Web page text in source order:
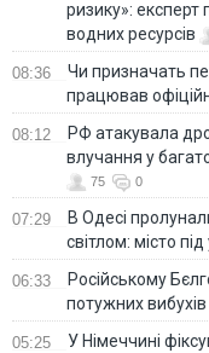
ризику»: експерт
водних ресурсів
08:36
Чи призначать
працював
08:12
РФ атакувала
влучання у
75 0
07:29
В Одесі
світлом: місто
06:33
Російському
потужних вибухів
05:25
У Німеччині